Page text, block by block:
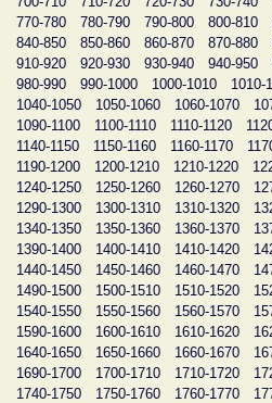
770-780
780-790 790-800 800-810
840-850
850-860 860-870 870-880
910-920
920-930 930-940 940-950
980-990
990-1000 1000-1010 1010-
1040-1050
1050-1060 1060-1070
1090-1100
1100-1110 1110-1120
1140-1150
1150-1160 1160-1170
1190-1200
1200-1210 1210-1220
1240-1250
1250-1260 1260-1270
1290-1300
1300-1310 1310-1320
1340-1350
1350-1360 1360-1370
1390-1400
1400-1410 1410-1420
1440-1450
1450-1460 1460-1470
1490-1500
1500-1510 1510-1520
1540-1550
1550-1560 1560-1570
1590-1600
1600-1610 1610-1620
1640-1650
1650-1660 1660-1670
1690-1700
1700-1710 1710-1720
1740-1750
1750-1760 1760-1770